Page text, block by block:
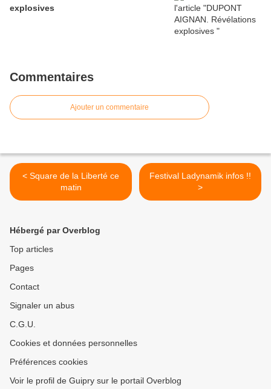
explosives
Commentaires
Ajouter un commentaire
< Square de la Liberté ce
matin
Festival Ladynamik infos !!
>
Hébergé par Overblog
Top articles
Pages
Contact
Signaler un abus
C.G.U.
Cookies et données personnelles
Préférences cookies
Voir le profil de Guipry sur le portail Overblog